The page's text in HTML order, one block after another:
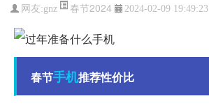
网友:gnz 春节2024 2024-02-09 19:49:23
春节手机推荐性价比